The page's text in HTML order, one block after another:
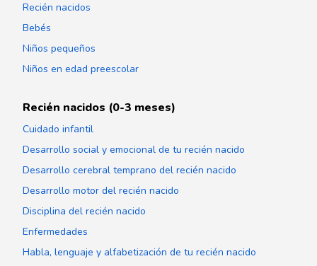
Recién nacidos
Bebés
Niños pequeños
Niños en edad preescolar
Recién nacidos (0-3 meses)
Cuidado infantil
Desarrollo social y emocional de tu recién nacido
Desarrollo cerebral temprano del recién nacido
Desarrollo motor del recién nacido
Disciplina del recién nacido
Enfermedades
Habla, lenguaje y alfabetización de tu recién nacido